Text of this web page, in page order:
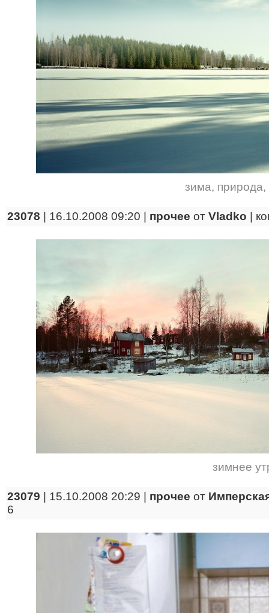
зима, природа,
23078 | 16.10.2008 09:20 | прочее от Vladko
зимнее
23079 | 15.10.2008 20:29 | прочее от
6